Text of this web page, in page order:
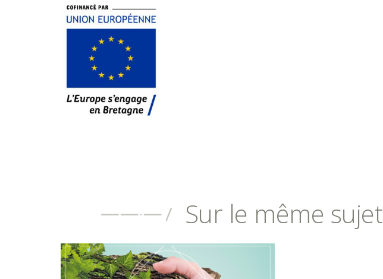
Sur le même sujet